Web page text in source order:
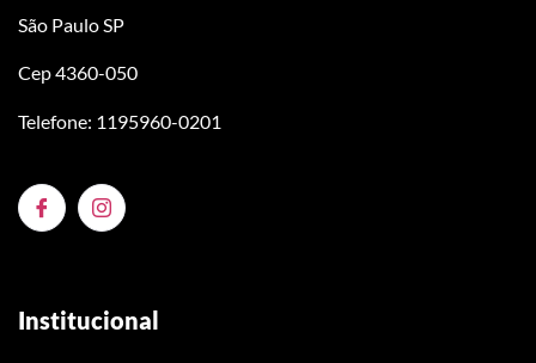
São Paulo SP
Cep 4360-050
Telefone: 1195960-0201
Institucional